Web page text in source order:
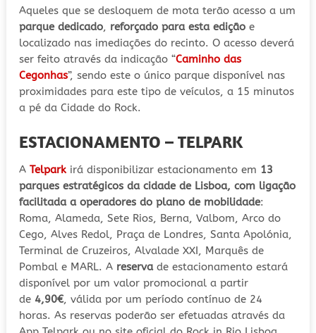
Aqueles que se desloquem de mota terão acesso a um
parque dedicado, reforçado para esta edição e
localizado nas imediações do recinto. O acesso deverá
ser feito através da indicação “Caminho das
Cegonhas”, sendo este o único parque disponível nas
proximidades para este tipo de veículos, a 15 minutos
a pé da Cidade do Rock.
ESTACIONAMENTO – TELPARK
A Telpark irá disponibilizar estacionamento em 13
parques estratégicos da cidade de Lisboa, com ligação
facilitada a operadores do plano de mobilidade:
Roma, Alameda, Sete Rios, Berna, Valbom, Arco do
Cego, Alves Redol, Praça de Londres, Santa Apolónia,
Terminal de Cruzeiros, Alvalade XXI, Marquês de
Pombal e MARL. A reserva de estacionamento estará
disponível por um valor promocional a partir
de 4,90€, válida por um período contínuo de 24
horas. As reservas poderão ser efetuadas através da